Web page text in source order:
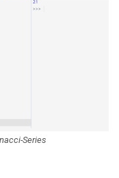
Series-